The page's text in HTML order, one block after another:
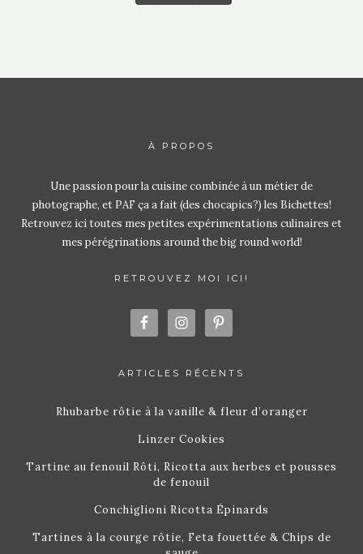
À PROPOS
Une passion pour la cuisine combinée à un métier de
photographe, et PAF ça a fait (des chocapics?) les Bichettes!
Retrouvez ici toutes mes petites expérimentations culinaires et
mes pérégrinations around the big round world!
RETROUVEZ MOI ICI!
ARTICLES RÉCENTS
Rhubarbe rôtie à la vanille & fleur d’oranger
Linzer Cookies
Tartine au fenouil Rôti, Ricotta aux herbes et pousses
de fenouil
Conchiglioni Ricotta Épinards
Tartines à la courge rôtie, Feta fouettée & Chips de